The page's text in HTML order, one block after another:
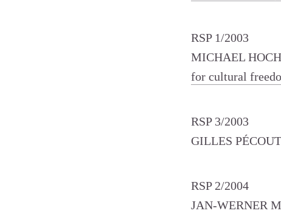
RSP 1/2003
MICHAEL
for cultural
RSP 3/2003
GILLES
RSP 2/2004
JAN-WERNER